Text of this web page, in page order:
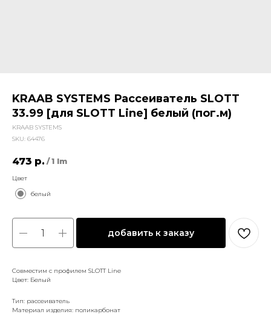
KRAAB SYSTEMS Рассеиватель SLOTT
33.99 [для SLOTT Line] белый (пог.м)
KRAAB SYSTEMS
SKU: 64476
473 р. / 1 lm
Цвет
белый
добавить к заказу
Совместим с профилем SLOTT Line
Цвет: Белый
Тип: рассеиватель
Материал изделия: поликарбонат